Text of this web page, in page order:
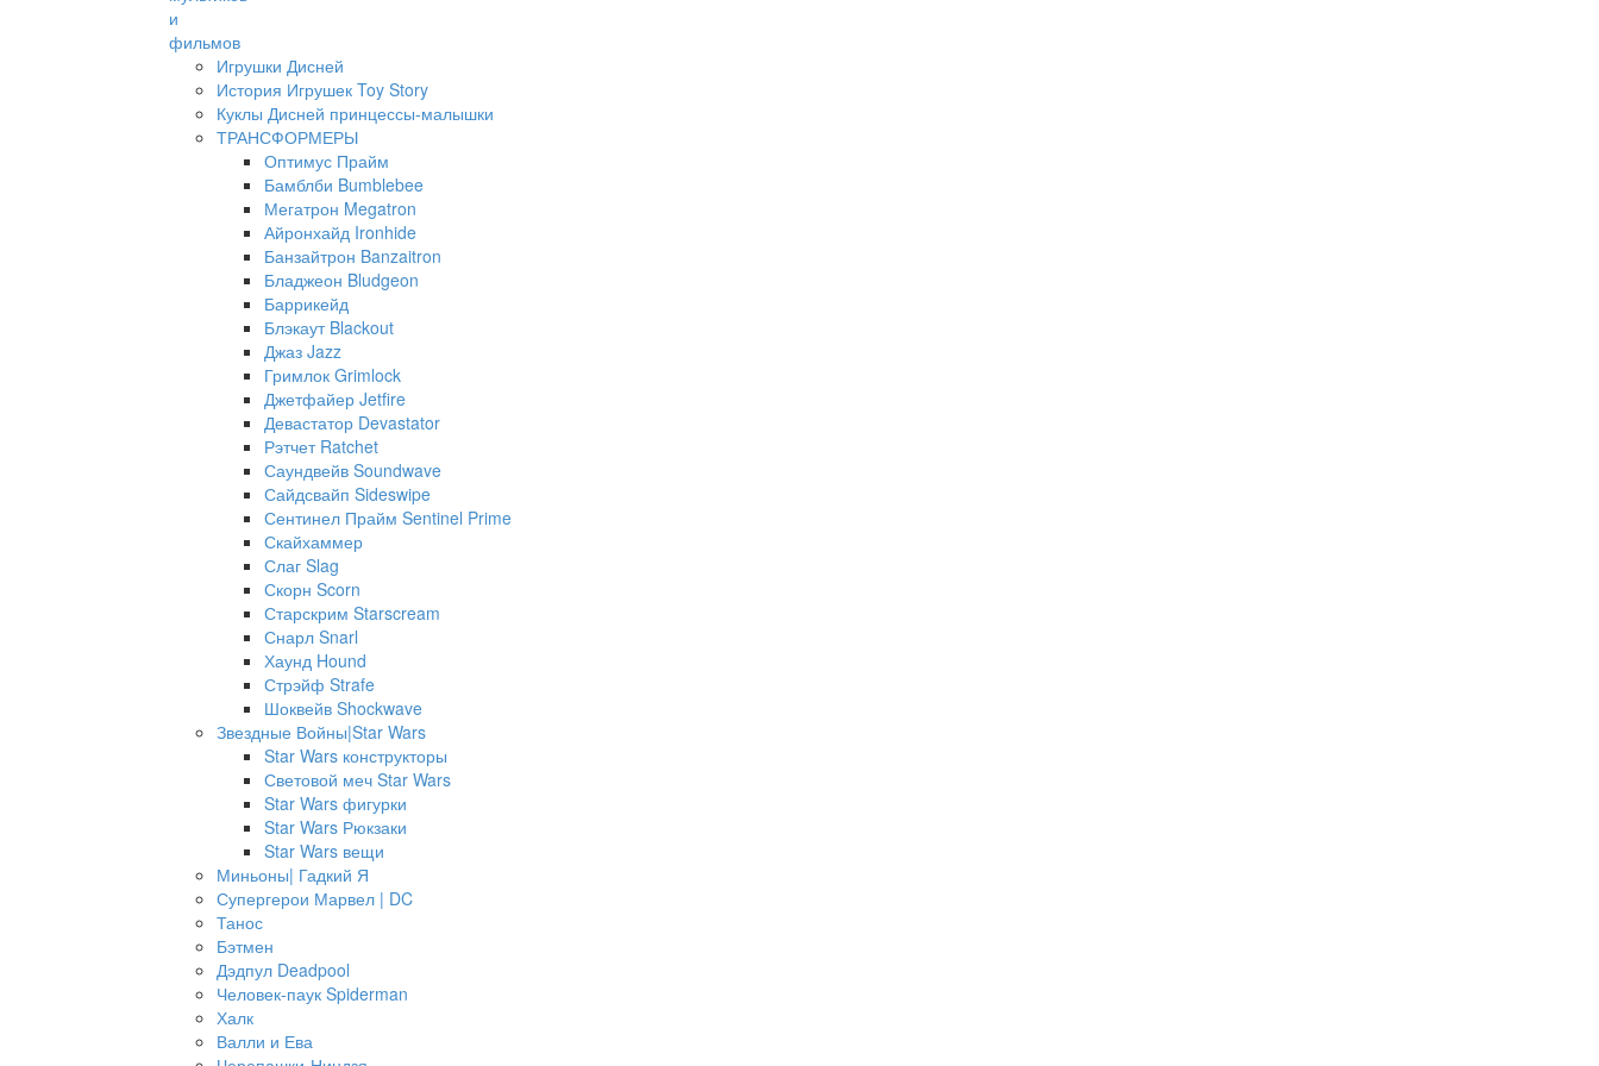
и
фильмов
Игрушки Дисней
История Игрушек Toy Story
Куклы Дисней принцессы-малышки
ТРАНСФОРМЕРЫ
Оптимус Прайм
Бамблби Bumblebee
Мегатрон Megatron
Айронхайд Ironhide
Банзайтрон Banzaitron
Бладжеон Bludgeon
Баррикейд
Блэкаут Blackout
Джаз Jazz
Гримлок Grimlock
Джетфайер Jetfire
Девастатор Devastator
Рэтчет Ratchet
Саундвейв Soundwave
Сайдсвайп Sideswipe
Сентинел Прайм Sentinel Prime
Скайхаммер
Слаг Slag
Скорн Scorn
Старскрим Starscream
Снарл Snarl
Хаунд Hound
Стрэйф Strafe
Шоквейв Shockwave
Звездные Войны|Star Wars
Star Wars конструкторы
Световой меч Star Wars
Star Wars фигурки
Star Wars Рюкзаки
Star Wars вещи
Миньоны| Гадкий Я
Супергерои Марвел | DC
Танос
Бэтмен
Дэдпул Deadpool
Человек-паук Spiderman
Халк
Валли и Ева